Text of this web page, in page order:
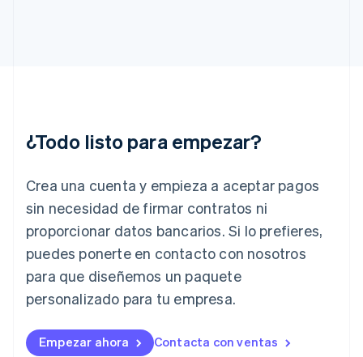
¿Todo listo para empezar?
Crea una cuenta y empieza a aceptar pagos
sin necesidad de firmar contratos ni
proporcionar datos bancarios. Si lo prefieres,
puedes ponerte en contacto con nosotros
para que diseñemos un paquete
personalizado para tu empresa.
Empezar ahora Contacta con ventas
Irlanda
Italia
English
Japón
日本語English
Letonia
Liechtenstein
DeutschEnglish
English
Luxemburgo